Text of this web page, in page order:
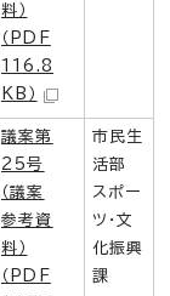
料）
（PDF
116.8
KB）
議案第
25号
（議案
参考資
料）
（PDF
市民生
活部
スポー
ツ・文
化振興
課